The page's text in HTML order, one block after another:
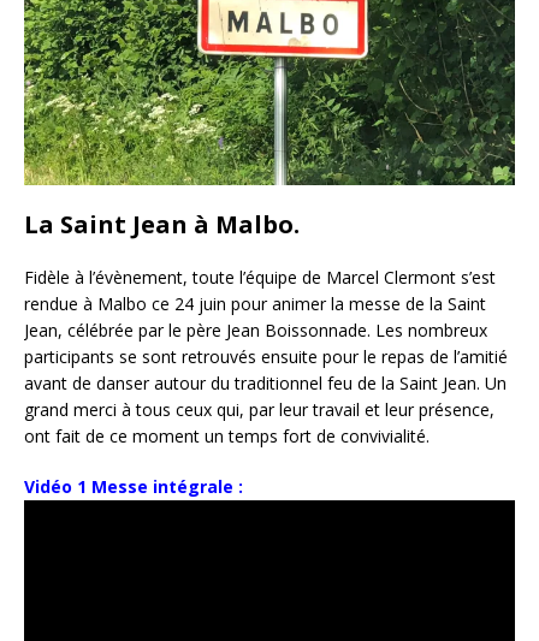
La Saint Jean à Malbo.
Fidèle à l’évènement, toute l’équipe de Marcel Clermont s’est
rendue à Malbo ce 24 juin pour animer la messe de la Saint
Jean, célébrée par le père Jean Boissonnade. Les nombreux
participants se sont retrouvés ensuite pour le repas de l’amitié
avant de danser autour du traditionnel feu de la Saint Jean. Un
grand merci à tous ceux qui, par leur travail et leur présence,
ont fait de ce moment un temps fort de convivialité.
Vidéo 1 Messe intégrale :